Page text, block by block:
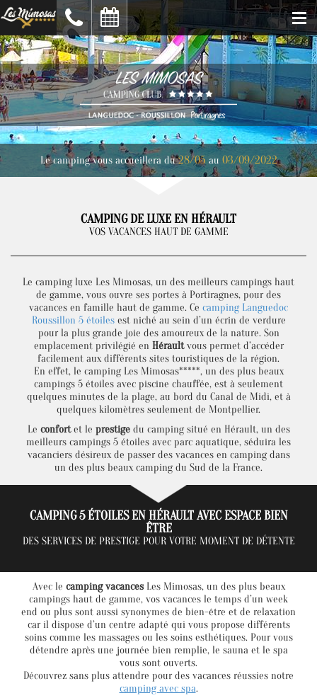
Le camping vous accueillera du28/05 au 03/09/2022
CAMPING DE LUXE EN HÉRAULT
VOS VACANCES HAUT DE GAMME
Le camping luxe Les Mimosas, un des meilleurs campings haut
de gamme, vous ouvre ses portes à Portiragnes, pour des
vacances en famille haut de gamme. Ce camping Languedoc
Roussillon 5 étoilesest niché au sein d’un écrin de verdure
pour la plus grande joie des amoureux de la nature. Son
emplacement privilégié en Héraultvous permet d’accéder
facilement aux différents sites touristiques de la région.
En effet, le camping Les Mimosas*****, un des plus beaux
campings 5 étoiles avec piscine chauffée, est à seulement
quelques minutes de la plage, au bord du Canal de Midi, et à
quelques kilomètres seulement de Montpellier.
Le confortet le prestigedu camping situé en Hérault, un des
meilleurs campings 5 étoiles avec parc aquatique, séduira les
vacanciers désireux de passer des vacances en camping dans
un des plus beaux camping du Sud de la France.
CAMPING 5 ÉTOILES EN HÉRAULT AVEC ESPACE BIEN
ÊTRE
DES SERVICES DE PRESTIGE POUR VOTRE MOMENT DE DÉTENTE
Avec le camping vacancesLes Mimosas, un des plus beaux
campings haut de gamme, vos vacances le temps d’un week
end ou plus sont aussi synonymes de bien-être et de relaxation
car il dispose d’un centre adapté qui vous propose différents
soins comme les massages ou les soins esthétiques. Pour vous
détendre après une journée bien remplie, le sauna et le spa
vous sont ouverts.
Découvrez sans plus attendre pour des vacances réussies notre
camping avec spa.